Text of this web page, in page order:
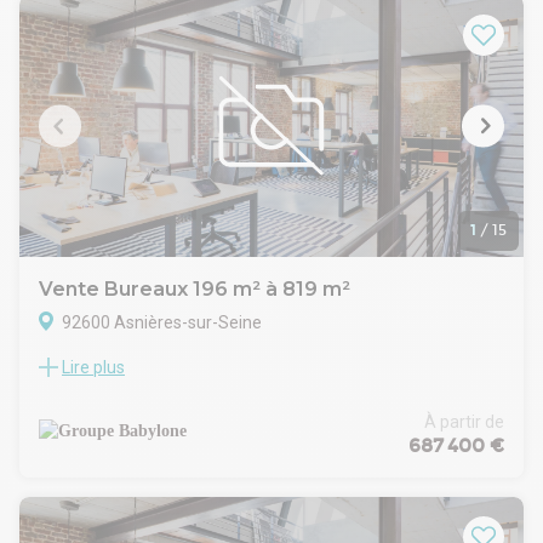
hors honoraires 700 000 €. Non soumis au DPE. Les
informations sur les risques auxquels ce bien est exposé
sont disponibles sur le site Géorisques : georisques.gouv.fr.
Votre conseiller AVINIM RESEAU BROKERS : Clement DIAS
Agent commercial (Entreprise individuelle)
1 / 15
Vente Bureaux 196 m² à 819 m²
92600 Asnières-sur-Seine
CE QUE L'ON AIME :
Seine, à deux pas du centre-ville et du métro (13) "Gabriel
Péri",
Les surfaces livrées curées très lumineuses, atypiques,
bénéficiant d'une très belle hauteur sous plafond,
Lire plus
À partir de
687 400 €